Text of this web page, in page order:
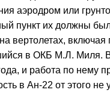
аэродром или
пункт их должны
вертолетах, включая
в ОКБ М.Л. Миля.
и работа по нему
в Ан‑22 от этого